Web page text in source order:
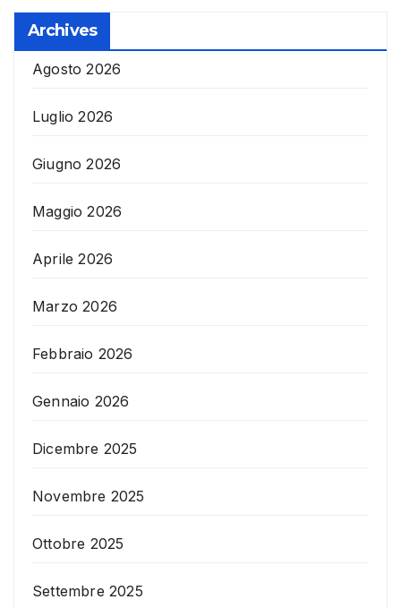
Archives
Agosto 2026
Luglio 2026
Giugno 2026
Maggio 2026
Aprile 2026
Marzo 2026
Febbraio 2026
Gennaio 2026
Dicembre 2025
Novembre 2025
Ottobre 2025
Settembre 2025